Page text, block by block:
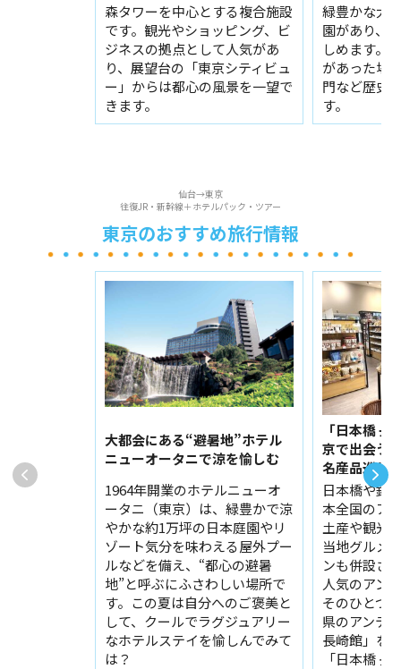
森タワーを中心とする複合施設
です。観光やショッピング、ビ
ジネスの拠点として人気があ
り、展望台の「東京シティビュ
ー」からは都心の風景を一望で
きます。
緑豊かな大
園があり、
しめます。
があった場
門など歴史
す。
仙台→東京
往復JR・新幹線＋ホテルパック・ツアー
東京のおすすめ旅行情報
大都会にある“避暑地”ホテル
ニューオータニで涼を愉しむ
1964年開業のホテルニューオ
ータニ（東京）は、緑豊かで涼
やかな約1万坪の日本庭園やリ
ゾート気分を味わえる屋外プー
ルなどを備え、“都心の避暑
地”と呼ぶにふさわしい場所で
す。この夏は自分へのご褒美と
して、クールでラグジュアリー
なホテルステイを愉しんでみて
は？
「日本橋
京で出会う
名産品巡り
日本橋や銀
本全国のア
土産や観光
当地グルメ
ンも併設さ
人気のアン
そのひとつ
県のアンテ
長崎館」を
「日本橋